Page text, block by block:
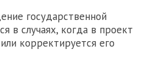
государственной
в случаях, когда в проект
корректируется его